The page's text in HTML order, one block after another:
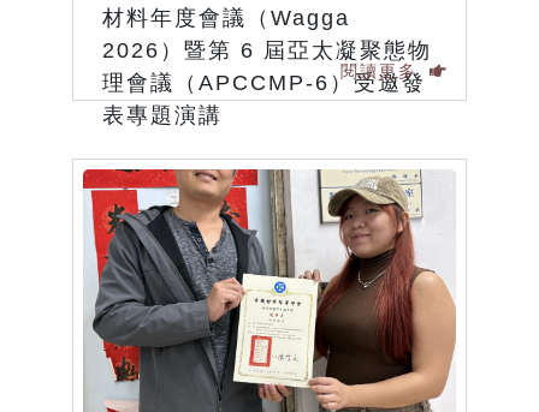
材料年度會議（Wagga
2026）暨第 6 屆亞太凝聚態物
理會議（APCCMP-6）受邀發
表專題演講
閱讀更多